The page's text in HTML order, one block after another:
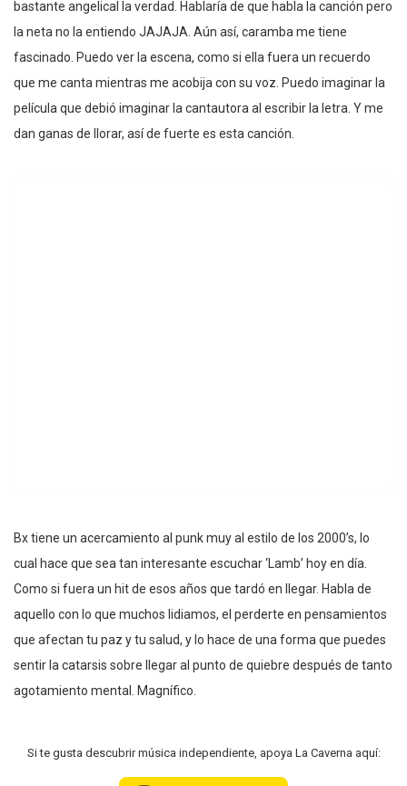
bastante angelical la verdad. Hablaría de que habla la canción pero
la neta no la entiendo JAJAJA. Aún así, caramba me tiene
fascinado. Puedo ver la escena, como si ella fuera un recuerdo
que me canta mientras me acobija con su voz. Puedo imaginar la
película que debió imaginar la cantautora al escribir la letra. Y me
dan ganas de llorar, así de fuerte es esta canción.
Bx tiene un acercamiento al punk muy al estilo de los 2000’s, lo
cual hace que sea tan interesante escuchar ‘Lamb’ hoy en día.
Como si fuera un hit de esos años que tardó en llegar. Habla de
aquello con lo que muchos lidiamos, el perderte en pensamientos
que afectan tu paz y tu salud, y lo hace de una forma que puedes
sentir la catarsis sobre llegar al punto de quiebre después de tanto
agotamiento mental. Magnífico.
Si te gusta descubrir música independiente, apoya La Caverna aquí: